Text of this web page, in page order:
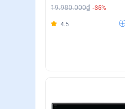
19.980.000₫ -35%
4.5